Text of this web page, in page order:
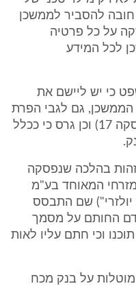
חובה להסביר לממשכן
על כל פרטיה
לכל המידע
כי יש ליישם את
הממשכן, גם לגבי הפרת
אותה חובה כלפי ערב (שם, בפיסקה 17) וכן גרס כי ככלל
בהלכה שנפסקה
נ. בנק המזרחי המאוחד בע"מ
"פרשת יולזרי") שם התבסס
החותם על מסמך
וכי חתם עליו לאות
על בנק מכח